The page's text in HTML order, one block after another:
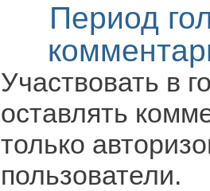
Период
Участвовать в
оставлять
только
пользователи.